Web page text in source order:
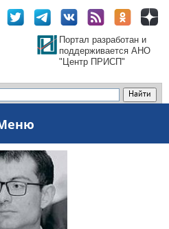
Портал разработан и
поддерживается АНО
"Центр ПРИСП"